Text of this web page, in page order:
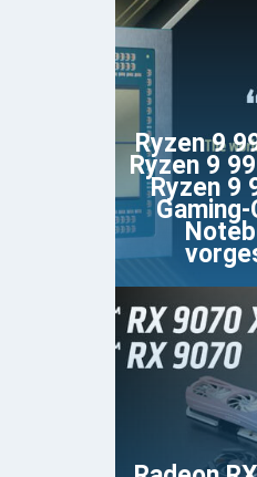
Ryzen 9
Ryzen 9
Ryzen 9